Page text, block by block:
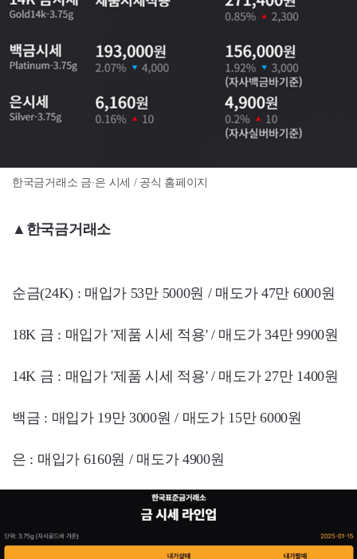
한국금거래소 금·은 시세 / 공식 홈페이지
▲ 한국금거래소
순금(24K) : 매입가 53만 5000원 / 매도가 47만 6000원
18K 금 : 매입가 '제품 시세 적용' / 매도가 34만 9900원
14K 금 : 매입가 '제품 시세 적용' / 매도가 27만 1400원
백금 : 매입가 19만 3000원 / 매도가 15만 6000원
은 : 매입가 6160원 / 매도가 4900원